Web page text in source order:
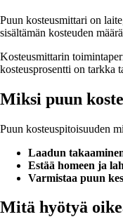
Puun kosteusmittari on
sisältämän kosteuden
Kosteusmittarin
kosteusprosentti on tarkka
Miksi puun
Puun kosteuspitoisuuden
Laadun
Estää homeen ja
Varmistaa puun
Mitä hyötyä